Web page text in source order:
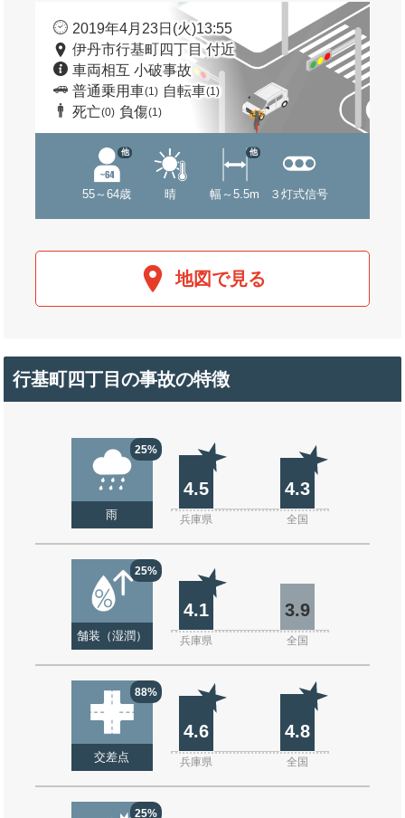
2019年4月23日(火)13:55
伊丹市行基町四丁目 付近
車両相互 小破事故
普通乗用車(1) 自転車(1)
死亡(0) 負傷(1)
55～64歳
他
晴 幅～5.5m
他
３灯式信号
地図で見る
行基町四丁目の事故の特徴
25%
雨
4.5 4.3
兵庫県 全国
25%
舗装（湿潤）
4.1 3.9
兵庫県 全国
88%
交差点
4.6 4.8
兵庫県 全国
25%